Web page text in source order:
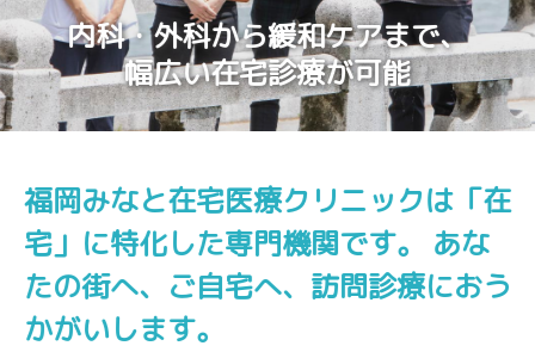
内科・外科から緩和ケアまで、
幅広い在宅診療が可能
福岡みなと在宅医療クリニックは「在
宅」に特化した専門機関です。 あな
たの街へ、ご自宅へ、訪問診療におう
かがいします。
リクルート
お問い合わせ